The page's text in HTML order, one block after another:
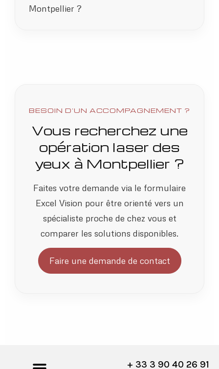
Montpellier ?
BESOIN D’UN ACCOMPAGNEMENT ?
Vous recherchez une
opération laser des
yeux à Montpellier ?
Faites votre demande via le formulaire
Excel Vision pour être orienté vers un
spécialiste proche de chez vous et
comparer les solutions disponibles.
Faire une demande de contact
+ 33 3 90 40 26 91